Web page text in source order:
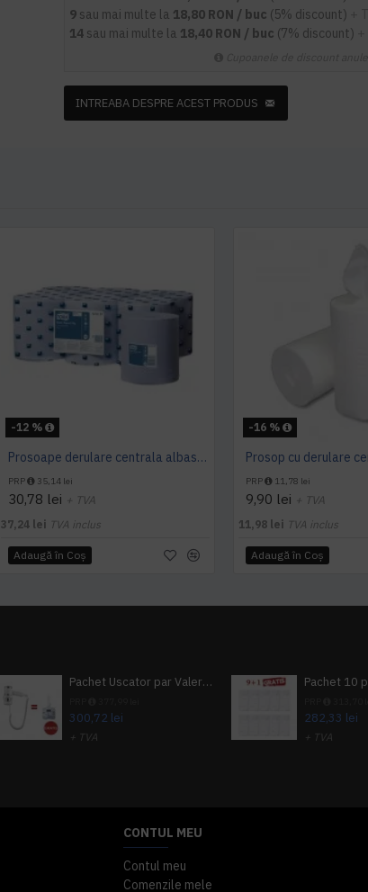
9 sau mai multe la 18,80 RON / buc (5% discount)
14 sau mai multe la 18,40 RON / buc (7% discount)
INTREABA DESPRE ACEST PRODUS
-12 %
Prosoape derulare centrala albastru 2 pliuri 150 m Tork, portionate
PRP 35,14 lei
30,78 lei + TVA
37,24 lei TVA inclus
Adaugă în Coş
-16 %
PRP 11,78 lei
9,90 lei + TVA
11,98 lei TVA inclus
Adaugă în Coş
Pachet Uscator par Valera Action Super Plus + GRATUIT Sampon si gel de dus Tork
300,72 lei
+ TVA
282,33 lei
+ TVA
CONTUL MEU
Contul meu
Comenzile mele